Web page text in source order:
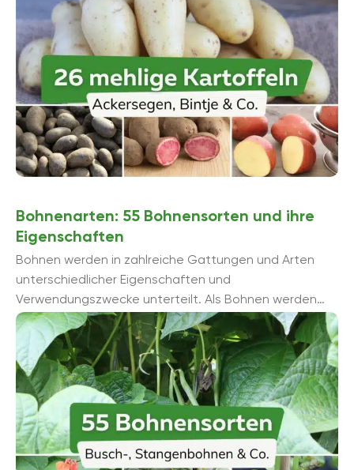
Bohnenarten: 55 Bohnensorten und ihre
Eigenschaften
Bohnen werden in zahlreiche Gattungen und Arten
unterschiedlicher Eigenschaften und
Verwendungszwecke unterteilt. Als Bohnen werden
dabei nicht nur die rundlichen, teils nierenförmigen
Samen, sondern auch die umgebende Hülse ...